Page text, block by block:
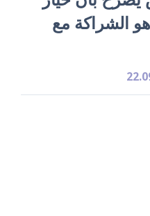
هو الشراكة مع